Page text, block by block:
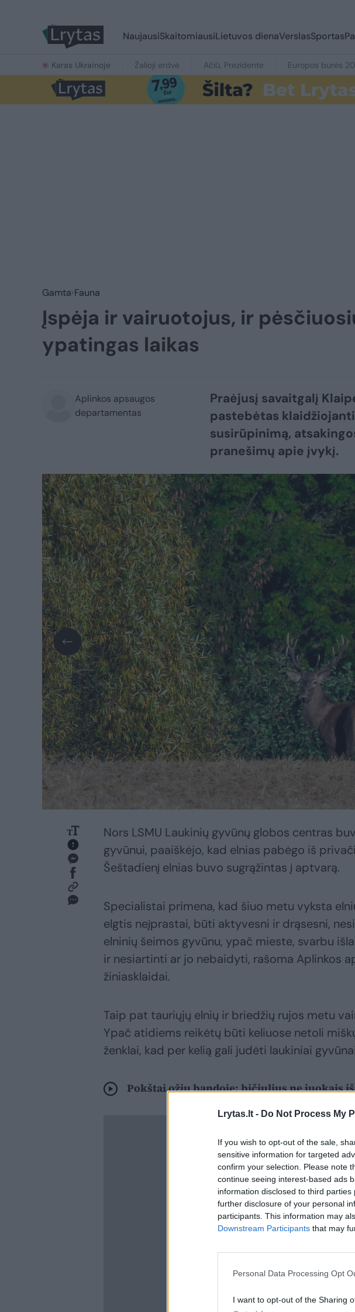
Lrytas.lt - Do Not Process My
If you wish to opt-out of the sale,
sensitive information for targeted
confirm your selection. Please note
continue seeing interest-based ads
information disclosed to third
further disclosure of your personal
participants. This information may
Downstream Participants that may
Personal Data Processing Opt
I want to opt-out of the Sharing
NaujausiSkaitomiausiLietuvos dienaVerslasSportas
Karas Ukrainoje Žalioji erdvė Ačiū, Prezidente Europos burės
Gamta Fauna
Įspėja ir vairuotojus, ir
ypatingas laikas
Aplinkos apsaugos
departamentas
Praėjusį savaitgalį
pastebėtas
susirūpinimą,
pranešimų apie įvykį.
Nors LSMU Laukinių gyvūnų globos centras
gyvūnui, paaiškėjo, kad elnias pabėgo iš
Šeštadienį elnias buvo sugrąžintas į aptvarą.
Specialistai primena, kad šiuo metu vyksta
elgtis neįprastai, būti aktyvesni ir drąsesni,
elninių šeimos gyvūnu, ypač mieste, svarbu
ir nesiartinti ar jo nebaidyti, rašoma Aplinkos
žiniasklaidai.
Taip pat tauriųjų elnių ir briedžių rujos metu
Ypač atidiems reikėtų būti keliuose netoli
ženklai, kad per kelią gali judėti laukiniai
Pokštai ožių bandoje: bičiulius ne juokais